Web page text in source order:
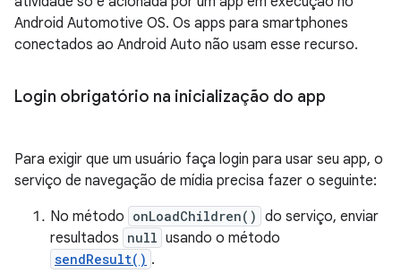
Android Automotive OS. Os apps para smartphones
conectados ao Android Auto não usam esse recurso.
Login obrigatório na inicialização do app
Para exigir que um usuário faça login para usar seu app, o
serviço de navegação de mídia precisa fazer o seguinte:
No método onLoadChildren() do serviço, enviar
resultados null usando o método
sendResult() .